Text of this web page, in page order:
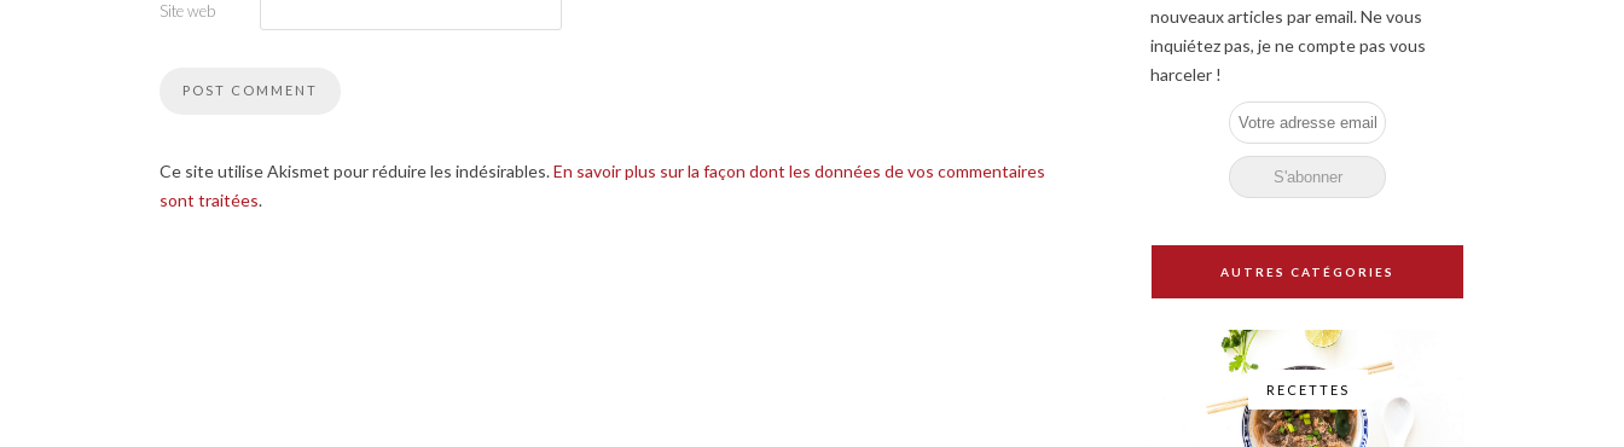
Site web
Ce site utilise Akismet pour réduire les indésirables.En savoir plus sur la façon dont les données de vos commentaires
sont traitées.
nouveaux articles par email. Ne vous
inquiétez pas, je ne compte pas vous
harceler !
AUTRES CATÉGORIES
RECETTES